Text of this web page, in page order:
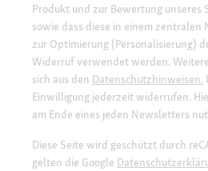
Produkt und zur Bewertung unseres
sowie dass diese in einem
zur Optimierung (Personalisierung)
Widerruf verwendet werden.
sich aus den Datenschutzhinweisen.
Einwilligung jederzeit widerrufen.
am Ende eines jeden Newsletters
Diese Seite wird geschützt durch
gelten die Google